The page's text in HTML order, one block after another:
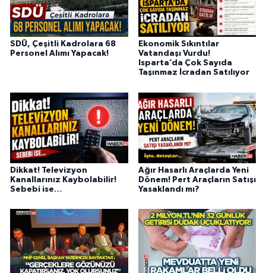
SDÜ, Çeşitli Kadrolara 68
Personel Alımı Yapacak!
Ekonomik Sıkıntılar
Vatandaşı Vurdu!
Isparta’da Çok Sayıda
Taşınmaz İcradan Satılıyor
Dikkat! Televizyon
Kanallarınız Kaybolabilir!
Sebebi ise…
Ağır Hasarlı Araçlarda Yeni
Dönem! Pert Araçların Satışı
Yasaklandı mı?